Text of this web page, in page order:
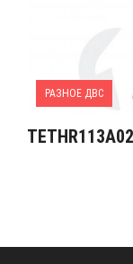
РАЗНОЕ ДВС